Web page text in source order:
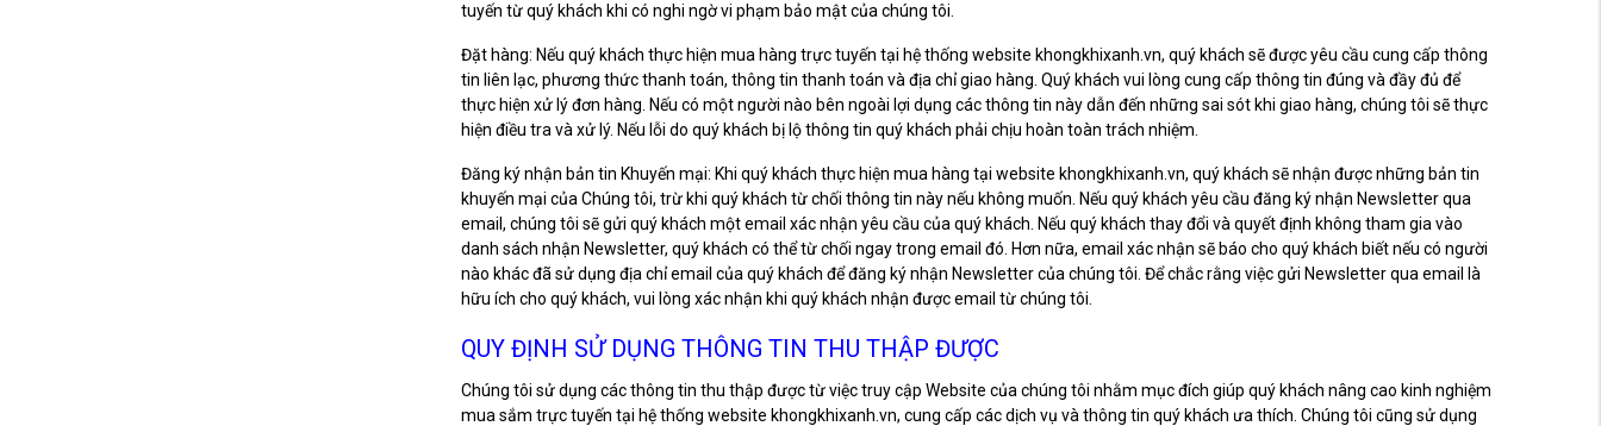
tuyến từ quý khách khi có nghi ngờ vi phạm bảo mật của chúng tôi.
Đặt hàng: Nếu quý khách thực hiện mua hàng trực tuyến tại hệ thống website khongkhixanh.vn, quý khách sẽ được yêu cầu cung cấp thông
tin liên lạc, phương thức thanh toán, thông tin thanh toán và địa chỉ giao hàng. Quý khách vui lòng cung cấp thông tin đúng và đầy đủ để
thực hiện xử lý đơn hàng. Nếu có một người nào bên ngoài lợi dụng các thông tin này dẫn đến những sai sót khi giao hàng, chúng tôi sẽ thực
hiện điều tra và xử lý. Nếu lỗi do quý khách bị lộ thông tin quý khách phải chịu hoàn toàn trách nhiệm.
Đăng ký nhận bản tin Khuyến mại: Khi quý khách thực hiện mua hàng tại website khongkhixanh.vn, quý khách sẽ nhận được những bản tin
khuyến mại của Chúng tôi, trừ khi quý khách từ chối thông tin này nếu không muốn. Nếu quý khách yêu cầu đăng ký nhận Newsletter qua
email, chúng tôi sẽ gửi quý khách một email xác nhận yêu cầu của quý khách. Nếu quý khách thay đổi và quyết định không tham gia vào
danh sách nhận Newsletter, quý khách có thể từ chối ngay trong email đó. Hơn nữa, email xác nhận sẽ báo cho quý khách biết nếu có người
nào khác đã sử dụng địa chỉ email của quý khách để đăng ký nhận Newsletter của chúng tôi. Để chắc rằng việc gửi Newsletter qua email là
hữu ích cho quý khách, vui lòng xác nhận khi quý khách nhận được email từ chúng tôi.
QUY ĐỊNH SỬ DỤNG THÔNG TIN THU THẬP ĐƯỢC
Chúng tôi sử dụng các thông tin thu thập được từ việc truy cập Website của chúng tôi nhằm mục đích giúp quý khách nâng cao kinh nghiệm
mua sắm trực tuyến tại hệ thống website khongkhixanh.vn, cung cấp các dịch vụ và thông tin quý khách ưa thích. Chúng tôi cũng sử dụng